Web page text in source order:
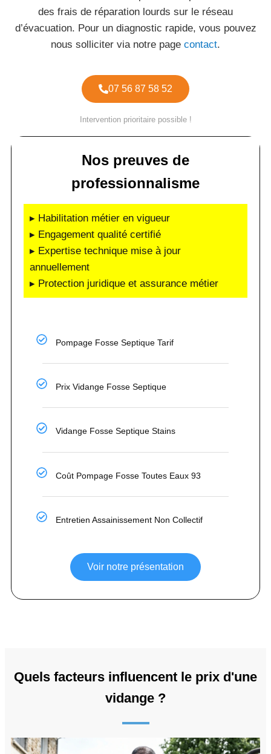
des frais de réparation lourds sur le réseau
d’évacuation. Pour un diagnostic rapide, vous pouvez
nous solliciter via notre page contact.
07 56 87 58 52
Intervention prioritaire possible !
Nos preuves de
professionnalisme
▸ Habilitation métier en vigueur
▸ Engagement qualité certifié
▸ Expertise technique mise à jour
annuellement
▸ Protection juridique et assurance métier
Pompage Fosse Septique Tarif
Prix Vidange Fosse Septique
Vidange Fosse Septique Stains
Coût Pompage Fosse Toutes Eaux 93
Entretien Assainissement Non Collectif
Voir notre présentation
Quels facteurs influencent le prix d'une
vidange ?